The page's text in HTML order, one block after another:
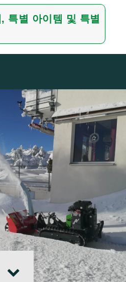
PORTUGUÊS
РУССКИЙ
SUOMALAINEN
SLOVENSKÁ
DANSK
ΕΛΛΗΝΙΚΉ
SLOVENSKI
EESTI
LIETUVIŲ
LATVIEŠU
특별 아이템 및 특별